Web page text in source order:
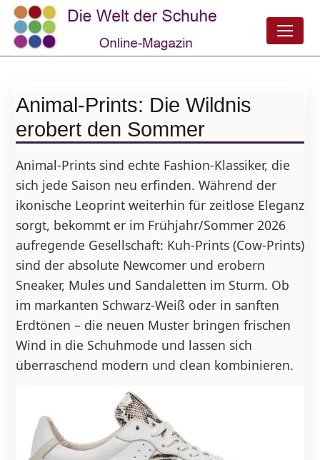
Animal-Prints: Die Wildnis
erobert den Sommer
Animal-Prints sind echte Fashion-Klassiker, die
sich jede Saison neu erfinden. Während der
ikonische Leoprint weiterhin für zeitlose Eleganz
sorgt, bekommt er im Frühjahr/Sommer 2026
aufregende Gesellschaft: Kuh-Prints (Cow-Prints)
sind der absolute Newcomer und erobern
Sneaker, Mules und Sandaletten im Sturm. Ob
im markanten Schwarz-Weiß oder in sanften
Erdtönen – die neuen Muster bringen frischen
Wind in die Schuhmode und lassen sich
überraschend modern und clean kombinieren.